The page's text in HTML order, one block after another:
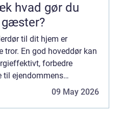
du
gæster?
til dit hjem er
tror. En god hoveddør kan
forbedre
til ejendommens
artikel vil vi diskutere
09 May 2026